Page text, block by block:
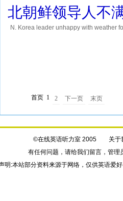
北朝鲜领导人不
N. Korea leader unhappy with weather
首页 1 2 下一页 末页
©在线英语听力室 2005 关于
有任何问题，请给我们留言，管理
明:本站部分资料来源于网络，仅供英语爱